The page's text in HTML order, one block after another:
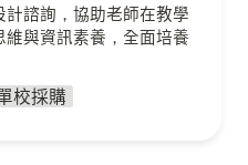
諮詢，協助老師在教學
與資訊素養，全面培養
校採購